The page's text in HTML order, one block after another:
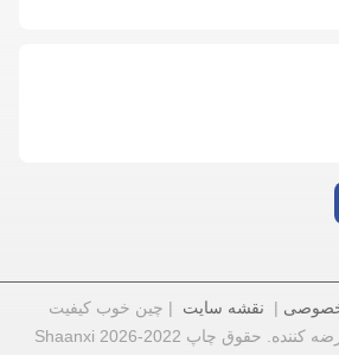
| نقشه سایت| چین خوب کیفیت
فرستنده سطح رادار عرضه کننده. حقوق چاپ 2022-2026 Shaanxi